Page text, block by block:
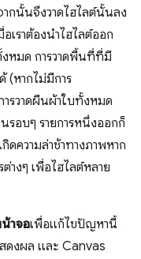
กนั้นจึงวาดไฮไลต์นั้นลง
เราต้องนำไฮไลต์ออก
งหมด การวาดพื้นที่ที่มี
(หากไม่มีการ
รวาดผืนผ้าใบทั้งหมด
รอบๆ รายการหนึ่งออกก็
ดความล่าช้าทางภาพหาก
างๆ เพื่อไฮไลต์หลาย
าจอเพื่อแก้ไขปัญหานี้
ดงผล และ Canvas